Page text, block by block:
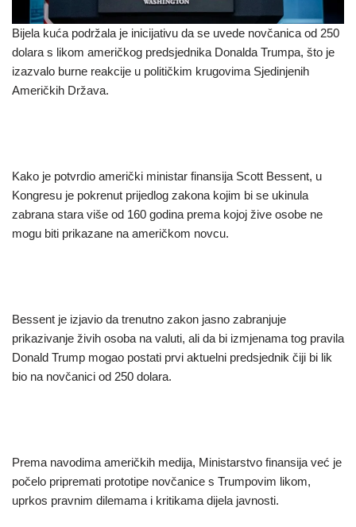
Bijela kuća podržala je inicijativu da se uvede novčanica od 250
dolara s likom američkog predsjednika Donalda Trumpa, što je
izazvalo burne reakcije u političkim krugovima Sjedinjenih
Američkih Država.
Kako je potvrdio američki ministar finansija Scott Bessent, u
Kongresu je pokrenut prijedlog zakona kojim bi se ukinula
zabrana stara više od 160 godina prema kojoj žive osobe ne
mogu biti prikazane na američkom novcu.
Bessent je izjavio da trenutno zakon jasno zabranjuje
prikazivanje živih osoba na valuti, ali da bi izmjenama tog pravila
Donald Trump mogao postati prvi aktuelni predsjednik čiji bi lik
bio na novčanici od 250 dolara.
Prema navodima američkih medija, Ministarstvo finansija već je
počelo pripremati prototipe novčanice s Trumpovim likom,
uprkos pravnim dilemama i kritikama dijela javnosti.